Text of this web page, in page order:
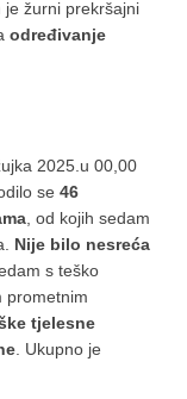
je žurni prekršajni
određivanje
2025.u 00,00
se 46
, od kojih sedam
Nije bilo nesreća
s teško
prometnim
tjelesne
. Ukupno je